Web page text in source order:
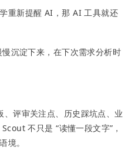
重新提醒 AI，那 AI 工具就还
沉淀下来，在下次需求分析时
评审关注点、历史踩坑点、业
不只是 “读懂一段文字”，
境。